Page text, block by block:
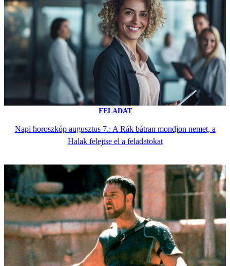
FELADAT
Napi horoszkóp augusztus 7.: A Rák bátran mondjon nemet, a
Halak felejtse el a feladatokat